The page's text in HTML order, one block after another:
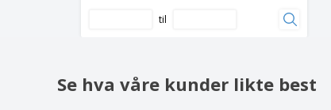
Skilt
til
Se hva våre kunder likte best